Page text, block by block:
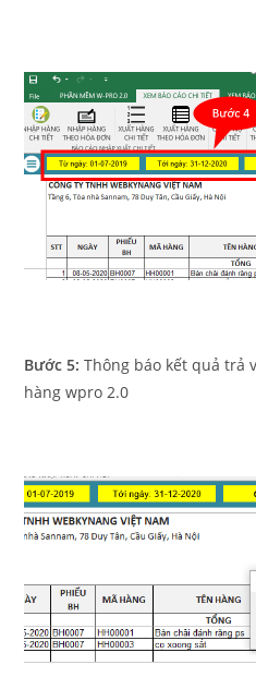
Bước 5:Thông báo kết quả trả
hàng wpro 2.0